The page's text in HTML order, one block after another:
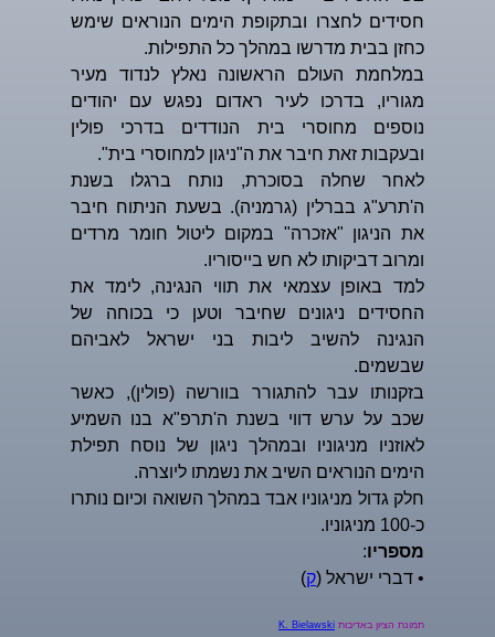
חסידים לחצרו ובתקופת הימים הנוראים שימש
כחזן בבית מדרשו במהלך כל התפילות.
במלחמת העולם הראשונה נאלץ לנדוד מעיר
מגוריו, בדרכו לעיר ראדום נפגש עם יהודים
נוספים מחוסרי בית הנודדים בדרכי פולין
ובעקבות זאת חיבר את ה"ניגון למחוסרי בית".
לאחר שחלה בסוכרת, נותח ברגלו בשנת
ה'תרע"ג בברלין (גרמניה). בשעת הניתוח חיבר
את הניגון "אזכרה" במקום ליטול חומר מרדים
ומרוב דביקותו לא חש בייסוריו.
למד באופן עצמאי את תווי הנגינה, לימד את
החסידים ניגונים שחיבר וטען כי בכוחה של
הנגינה להשיב ליבות בני ישראל לאביהם
שבשמים.
בזקנותו עבר להתגורר בוורשה (פולין), כאשר
שכב על ערש דווי בשנת ה'תרפ"א בנו השמיע
לאוזניו מניגוניו ובמהלך ניגון של נוסח תפילת
הימים הנוראים השיב את נשמתו ליוצרה.
חלק גדול מניגוניו אבד במהלך השואה וכיום נותרו
כ-100 מניגוניו.
מספריו:
• דברי ישראל (ק)
תמונת הציון באדיבות K. Bielawski